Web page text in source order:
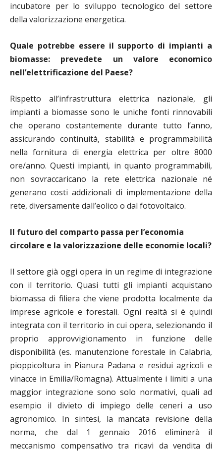
incubatore per lo sviluppo tecnologico del settore
della valorizzazione energetica.
Quale potrebbe essere il supporto di impianti a
biomasse: prevedete un valore economico
nell’elettrificazione del Paese?
Rispetto all’infrastruttura elettrica nazionale, gli
impianti a biomasse sono le uniche fonti rinnovabili
che operano costantemente durante tutto l’anno,
assicurando continuità, stabilità e programmabilità
nella fornitura di energia elettrica per oltre 8000
ore/anno. Questi impianti, in quanto programmabili,
non sovraccaricano la rete elettrica nazionale né
generano costi addizionali di implementazione della
rete, diversamente dall’eolico o dal fotovoltaico.
Il futuro del comparto passa per l’economia
circolare e la valorizzazione delle economie locali?
Il settore già oggi opera in un regime di integrazione
con il territorio. Quasi tutti gli impianti acquistano
biomassa di filiera che viene prodotta localmente da
imprese agricole e forestali. Ogni realtà si è quindi
integrata con il territorio in cui opera, selezionando il
proprio approvvigionamento in funzione delle
disponibilità (es. manutenzione forestale in Calabria,
pioppicoltura in Pianura Padana e residui agricoli e
vinacce in Emilia/Romagna). Attualmente i limiti a una
maggior integrazione sono solo normativi, quali ad
esempio il divieto di impiego delle ceneri a uso
agronomico. In sintesi, la mancata revisione della
norma, che dal 1 gennaio 2016 eliminerà il
meccanismo compensativo tra ricavi da vendita di